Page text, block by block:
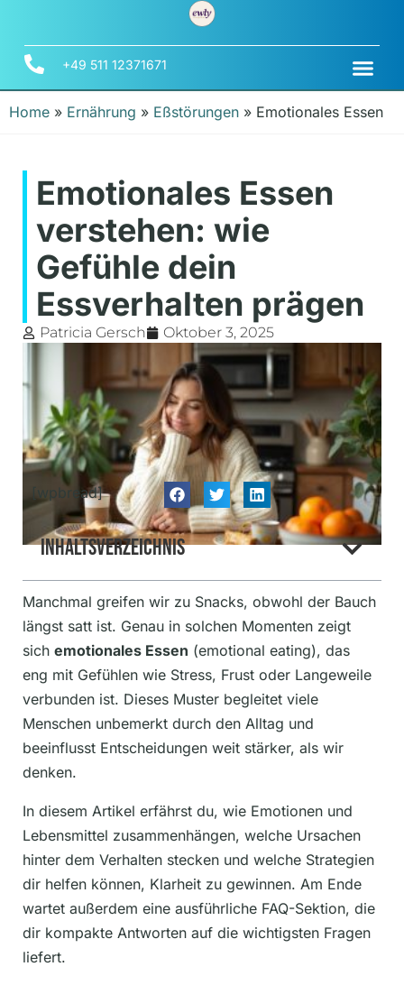
+49 511 12371671
Home » Ernährung » Eßstörungen » Emotionales Essen
Emotionales Essen
verstehen: wie
Gefühle dein
Essverhalten prägen
Patricia Gersch Oktober 3, 2025
[wpbread]
Inhaltsverzeichnis
Manchmal greifen wir zu Snacks, obwohl der Bauch
längst satt ist. Genau in solchen Momenten zeigt
sich emotionales Essen (emotional eating), das
eng mit Gefühlen wie Stress, Frust oder Langeweile
verbunden ist. Dieses Muster begleitet viele
Menschen unbemerkt durch den Alltag und
beeinflusst Entscheidungen weit stärker, als wir
denken.
In diesem Artikel erfährst du, wie Emotionen und
Lebensmittel zusammenhängen, welche Ursachen
hinter dem Verhalten stecken und welche Strategien
dir helfen können, Klarheit zu gewinnen. Am Ende
wartet außerdem eine ausführliche FAQ-Sektion, die
dir kompakte Antworten auf die wichtigsten Fragen
liefert.